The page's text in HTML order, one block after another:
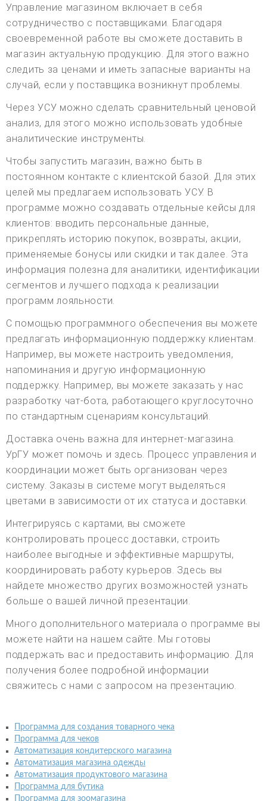
Управление магазином включает в себя
сотрудничество с поставщиками. Благодаря
своевременной работе вы сможете доставить в
магазин актуальную продукцию. Для этого важно
следить за ценами и иметь запасные варианты на
случай, если у поставщика возникнут проблемы.
Через УСУ можно сделать сравнительный ценовой
анализ, для этого можно использовать удобные
аналитические инструменты.
Чтобы запустить магазин, важно быть в
постоянном контакте с клиентской базой. Для этих
целей мы предлагаем использовать УСУ. В
программе можно создавать отдельные кейсы для
клиентов: вводить персональные данные,
прикреплять историю покупок, возвраты, акции,
применяемые бонусы или скидки и так далее. Эта
информация полезна для аналитики, идентификации
сегментов и лучшего подхода к реализации
программ лояльности.
С помощью программного обеспечения вы можете
предлагать информационную поддержку клиентам.
Например, вы можете настроить уведомления,
напоминания и другую информационную
поддержку. Например, вы можете заказать у нас
разработку чат-бота, работающего круглосуточно
по стандартным сценариям консультаций.
Доставка очень важна для интернет-магазина.
УрГУ может помочь и здесь. Процесс управления и
координации может быть организован через
систему. Заказы в системе могут выделяться
цветами в зависимости от их статуса и доставки.
Интегрируясь с картами, вы сможете
контролировать процесс доставки, строить
наиболее выгодные и эффективные маршруты,
координировать работу курьеров. Здесь вы
найдете множество других возможностей узнать
больше о вашей личной презентации.
Много дополнительного материала о программе вы
можете найти на нашем сайте. Мы готовы
поддержать вас и предоставить информацию. Для
получения более подробной информации
свяжитесь с нами с запросом на презентацию.
Программа для создания товарного чека
Программа для чеков
Автоматизация кондитерского магазина
Автоматизация магазина одежды
Автоматизация продуктового магазина
Программа для бутика
Программа для зоомагазина